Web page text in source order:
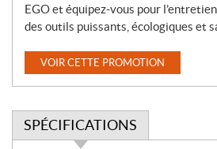
EGO et équipez-vous pour
des outils puissants, écologiques et
VOIR CETTE PROMOTION
SPÉCIFICATIONS